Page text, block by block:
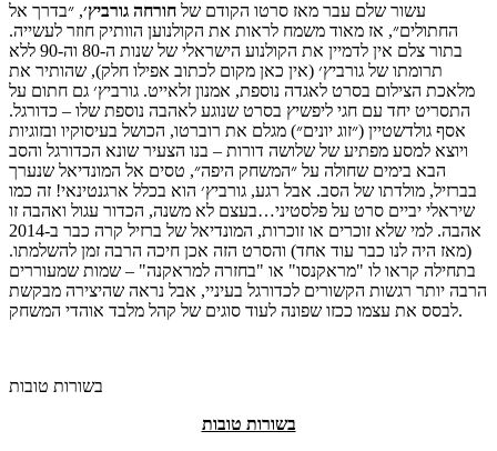
עשור שלם עבר מאז סרטו הקודם של חורחה גורביץ׳, ״בדרך אל
החתולים״, אז מאוד משמח לראות את הקולנוען הוותיק חוזר לעשייה.
בתור צלם אין לדמיין את הקולנוע הישראלי של שנות ה-80 וה-90 ללא
תרומתו של גורביץ׳ (אין כאן מקום לכתוב אפילו חלק), שהותיר את
מלאכת הצילום בסרט לאגדה נוספת, אמנון זלאייט. גורביץ׳ גם חתום על
התסריט יחד עם חגי ליפשיץ בסרט שנוגע לאהבה נוספת שלו – כדורגל.
אסף גולדשטיין (״זוג יונים״) מגלם את רוברטו, הכושל בעיסוקיו ובזוגיות
ויוצא למסע מפתיע של שלושה דורות – בנו הצעיר שונא הכדורגל והסב
הבא בימים שחולה על ״המשחק היפה״, טסים אל המונדיאל שנערך
בברזיל, מולדתו של הסב. אבל רגע, גורביץ׳ הוא בכלל ארגנטינאי! זה כמו
שיראלי יביים סרט על פלסטיני…בעצם לא משנה, הכדור עגול ואהבה זו
אהבה. למי שלא זוכרים או זוכרות, המונדיאל של ברזיל קרה כבר ב-2014
(מאז היה לנו כבר עוד אחד) והסרט הזה אכן חיכה הרבה זמן להשלמתו.
בתחילה קראו לו "מראקנסו" או "בחזרה למראקנה" – שמות שמעוררים
הרבה יותר רגשות הקשורים לכדורגל בעיניי, אבל נראה שהיצירה מבקשת
לבסס את עצמו ככזו שפונה לעוד סוגים של קהל מלבד אוהדי המשחק.
בשורות טובות
בשורות טובות